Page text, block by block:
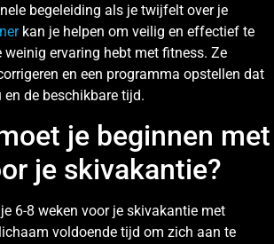
begeleiding als je twijfelt over je
kan je helpen om veilig en effectief te
weinig ervaring hebt met fitness. Ze
en een programma opstellen dat
de beschikbare tijd.
je beginnen met
je skivakantie?
6-8 weken voor je skivakantie met
voldoende tijd om zich aan te